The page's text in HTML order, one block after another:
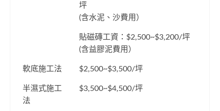
坪
(含水泥、沙費用）
貼磁磚工資：$2,500~$3,200/坪
(含益膠泥費用）
軟底施工法 $2,500~$3,500/坪
半濕式施工
法
$3,500~$4,500/坪